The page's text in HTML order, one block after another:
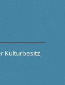
Kulturbesitz,